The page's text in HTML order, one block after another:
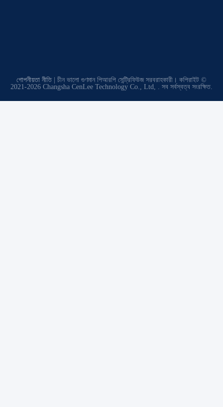
গোপনীয়তা নীতি| চীন ভালো গুণমান পিআরপি সেন্ট্রিফিউজ সরবরাহকারী। কপিরাইট ©
2021-2026 Changsha CenLee Technology Co., Ltd, . সব সর্বস্বত্ব সংরক্ষিত.